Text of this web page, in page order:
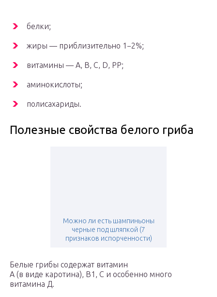
белки;
жиры — приблизительно 1−2%;
витамины — A, B, C, D, PP;
аминокислоты;
полисахариды.
Полезные свойства белого гриба
Можно ли есть шампиньоны
черные под шляпкой (7
признаков испорченности)
Белые грибы содержат витамин
А (в виде каротина), В1, С и особенно много
витамина Д.